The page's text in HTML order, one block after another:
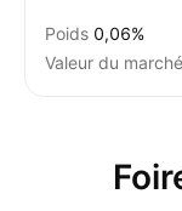
Poids 0,06%
Valeur du marché